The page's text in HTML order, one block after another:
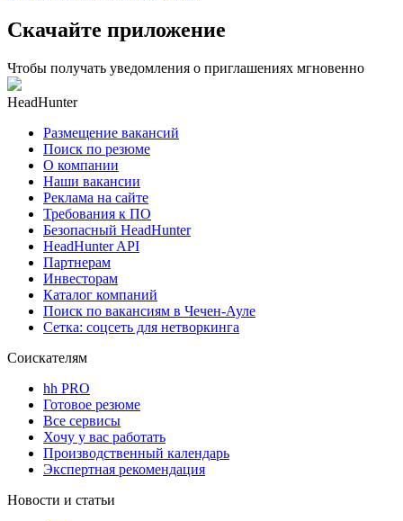
Скачайте приложение
Чтобы получать уведомления о приглашениях мгновенно
HeadHunter
Размещение вакансий
Поиск по резюме
О компании
Наши вакансии
Реклама на сайте
Требования к ПО
Безопасный HeadHunter
HeadHunter API
Партнерам
Инвесторам
Каталог компаний
Поиск по вакансиям в Чечен-Ауле
Сетка: соцсеть для нетворкинга
Соискателям
hh PRO
Готовое резюме
Все сервисы
Хочу у вас работать
Производственный календарь
Экспертная рекомендация
Новости и статьи